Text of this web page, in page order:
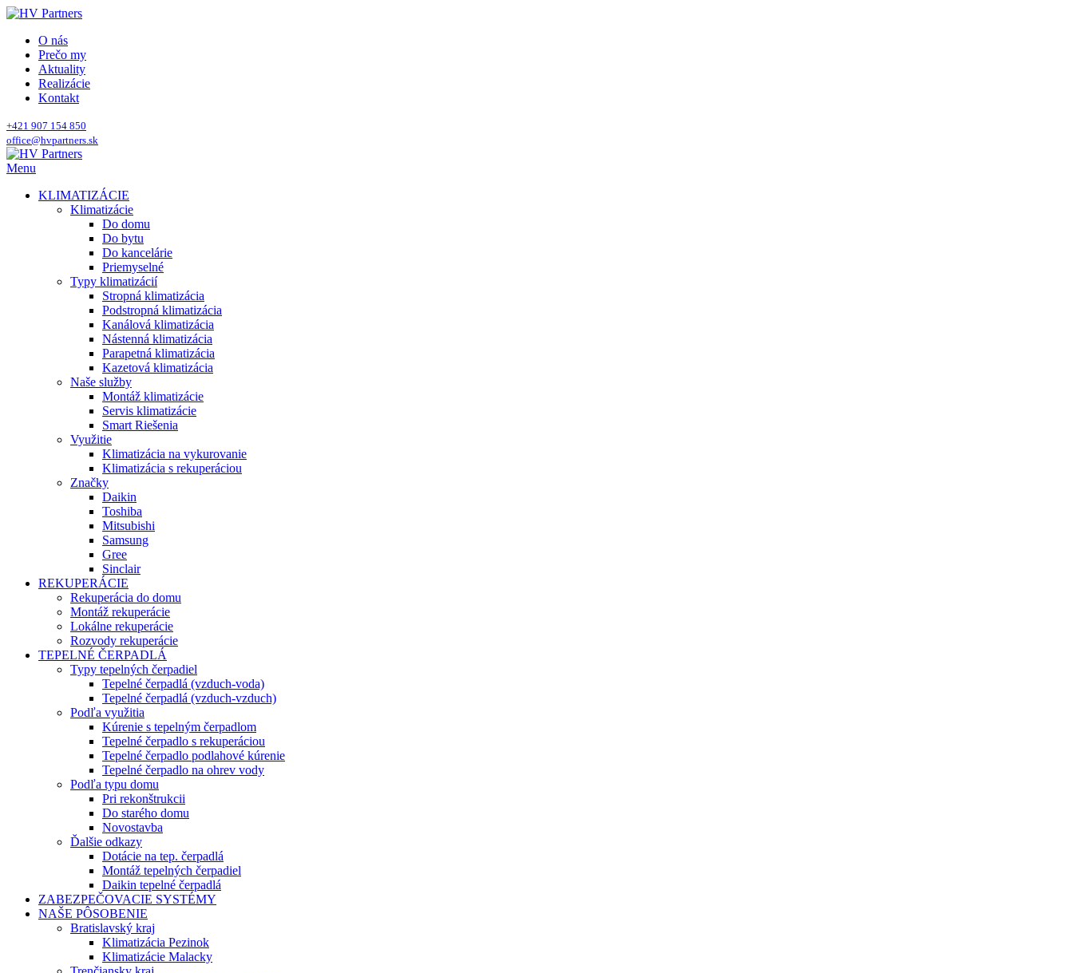
O nás
Prečo my
Aktuality
Realizácie
Kontakt
+421 907 154 850
office@hvpartners.sk
Menu
KLIMATIZÁCIE
Klimatizácie
Do domu
Do bytu
Do kancelárie
Priemyselné
Typy klimatizácií
Stropná klimatizácia
Podstropná klimatizácia
Kanálová klimatizácia
Nástenná klimatizácia
Parapetná klimatizácia
Kazetová klimatizácia
Naše služby
Montáž klimatizácie
Servis klimatizácie
Smart Riešenia
Využitie
Klimatizácia na vykurovanie
Klimatizácia s rekuperáciou
Značky
Daikin
Toshiba
Mitsubishi
Samsung
Gree
Sinclair
REKUPERÁCIE
Rekuperácia do domu
Montáž rekuperácie
Lokálne rekuperácie
Rozvody rekuperácie
TEPELNÉ ČERPADLÁ
Typy tepelných čerpadiel
Tepelné čerpadlá (vzduch-voda)
Tepelné čerpadlá (vzduch-vzduch)
Podľa využitia
Kúrenie s tepelným čerpadlom
Tepelné čerpadlo s rekuperáciou
Tepelné čerpadlo podlahové kúrenie
Tepelné čerpadlo na ohrev vody
Podľa typu domu
Pri rekonštrukcii
Do starého domu
Novostavba
Ďalšie odkazy
Dotácie na tep. čerpadlá
Montáž tepelných čerpadiel
Daikin tepelné čerpadlá
ZABEZPEČOVACIE SYSTÉMY
NAŠE PÔSOBENIE
Bratislavský kraj
Klimatizácia Pezinok
Klimatizácie Malacky